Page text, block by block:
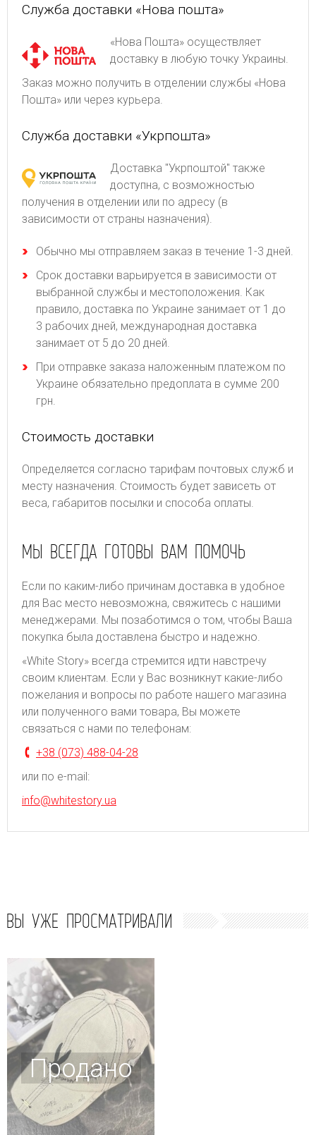
Служба доставки «Нова пошта»
«Нова Пошта» осуществляет
доставку в любую точку Украины.
Заказ можно получить в отделении службы «Нова
Пошта» или через курьера.
Служба доставки «Укрпошта»
Доставка "Укрпоштой" также
доступна, с возможностью
получения в отделении или по адресу (в
зависимости от страны назначения).
Обычно мы отправляем заказ в течение 1-3 дней.
Срок доставки варьируется в зависимости от
выбранной службы и местоположения. Как
правило, доставка по Украине занимает от 1 до
3 рабочих дней, международная доставка
занимает от 5 до 20 дней.
При отправке заказа наложенным платежом по
Украине обязательно предоплата в сумме 200
грн.
Стоимость доставки
Определяется согласно тарифам почтовых служб и
месту назначения. Стоимость будет зависеть от
веса, габаритов посылки и способа оплаты.
МЫ ВСЕГДА ГОТОВЫ ВАМ ПОМОЧЬ
Если по каким-либо причинам доставка в удобное
для Вас место невозможна, свяжитесь с нашими
менеджерами. Мы позаботимся о том, чтобы Ваша
покупка была доставлена быстро и надежно.
«White Story» всегда стремится идти навстречу
своим клиентам. Если у Вас возникнут какие-либо
пожелания и вопросы по работе нашего магазина
или полученного вами товара, Вы можете
связаться с нами по телефонам:
+38 (073) 488-04-28
или по e-mail:
info@whitestory.ua
ВЫ УЖЕ ПРОСМАТРИВАЛИ
Продано